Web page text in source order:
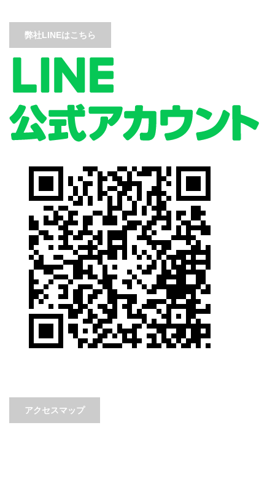
弊社LINEはこちら
アクセスマップ